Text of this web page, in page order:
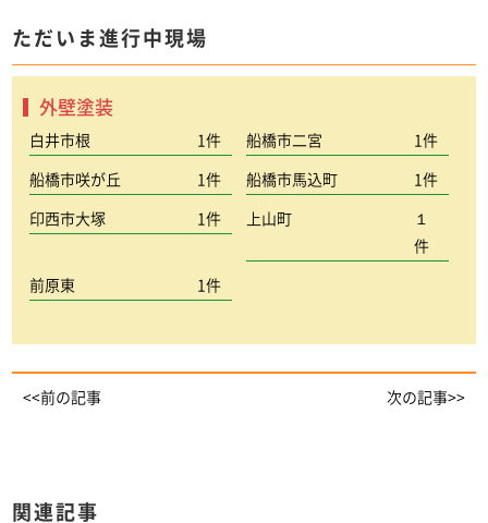
ただいま進行中現場
外壁塗装
白井市根 1件 船橋市二宮 1件
船橋市咲が丘 1件 船橋市馬込町 1件
印西市大塚 1件 上山町
１
件
前原東 1件
<<前の記事 次の記事>>
関連記事